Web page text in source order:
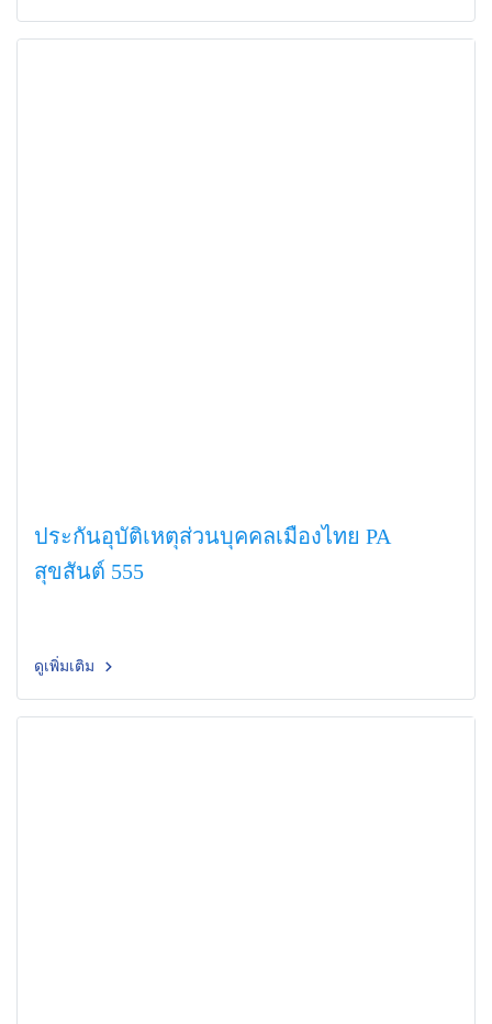
ประกันอุบัติเหตุส่วนบุคคลเมืองไทย PA
สุขสันต์ 555
ดูเพิ่มเติม